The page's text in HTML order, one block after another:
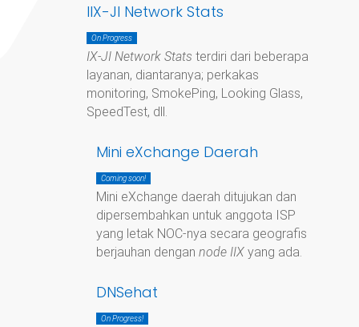
IIX-JI Network Stats
On Progress
IX-JI Network Stats terdiri dari beberapa
layanan, diantaranya; perkakas
monitoring, SmokePing, Looking Glass,
SpeedTest, dll.
Mini eXchange Daerah
Coming soon!
Mini eXchange daerah ditujukan dan
dipersembahkan untuk anggota ISP
yang letak NOC-nya secara geografis
berjauhan dengan node IIXyang ada.
DNSehat
On Progress!